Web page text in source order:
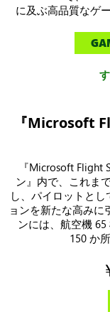
に及ぶ高品質なゲ
『Microsoft
『Microsoft Flight
ン』内で、これま
し、パイロットと
ョンを新たな高みに
ンには、航空機
150 か